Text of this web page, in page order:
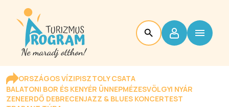
ORSZÁGOS VÍZIPISZTOLY CSATA
BALATONI BOR ÉS KENYÉR ÜNNEPMÉZESVÖLGYI NYÁR
ZENEERDŐ DEBRECENJAZZ & BLUES KONCERTEST